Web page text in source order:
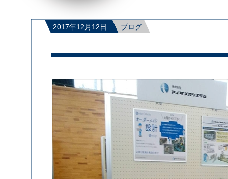
2017年12月12日 ブログ